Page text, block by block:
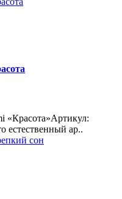
«Красота»Артикул:
естественный ар..